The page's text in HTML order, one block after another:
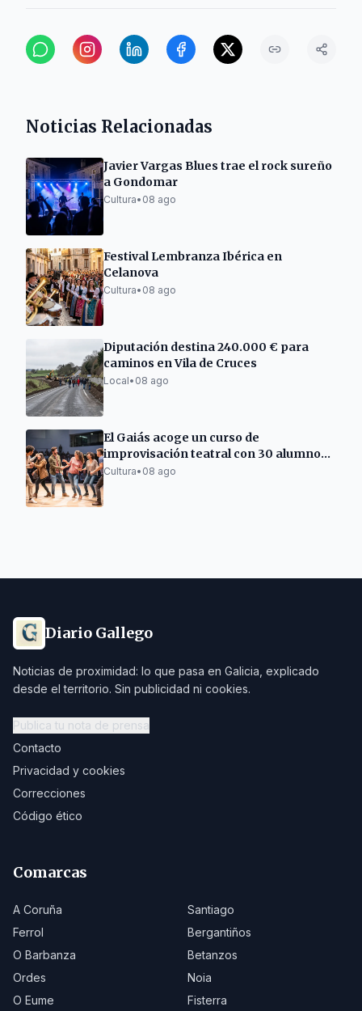
Noticias Relacionadas
Javier Vargas Blues trae el rock sureño
a Gondomar
Cultura• 08 ago
Festival Lembranza Ibérica en
Celanova
Cultura• 08 ago
Diputación destina 240.000 € para
caminos en Vila de Cruces
Local• 08 ago
El Gaiás acoge un curso de
improvisación teatral con 30 alumnos
de ocho países
Cultura• 08 ago
Diario Gallego
Noticias de proximidad: lo que pasa en Galicia, explicado
desde el territorio. Sin publicidad ni cookies.
Publica tu nota de prensa
Contacto
Privacidad y cookies
Correcciones
Código ético
Comarcas
A Coruña
Santiago
Ferrol
Bergantiños
O Barbanza
Betanzos
Ordes
Noia
O Eume
Fisterra